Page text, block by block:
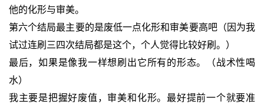
他的化形与审美。
第六个结局最主要的是废低一点化形和审美要高吧（因为我
试过连刷三四次结局都是这个，个人觉得比较好刷。）
最后，如果是像我一样想刷出它所有的形态。（战术性喝
水）
我主要是把握好废值，审美和化形。最好提前一个就要准